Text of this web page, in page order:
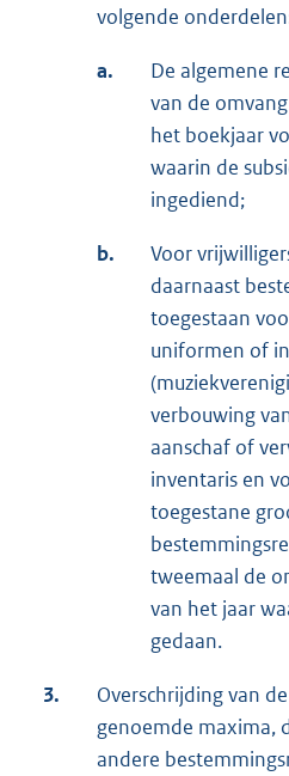
volgende
a.
De algemene
van de
het boekjaar
waarin de
ingediend;
b.
Voor
daarnaast
toegestaan
uniformen of
verbouwing
aanschaf of
inventaris en
toegestane
tweemaal de
van het jaar
gedaan.
3.
Overschrijding van
genoemde maxima,
andere